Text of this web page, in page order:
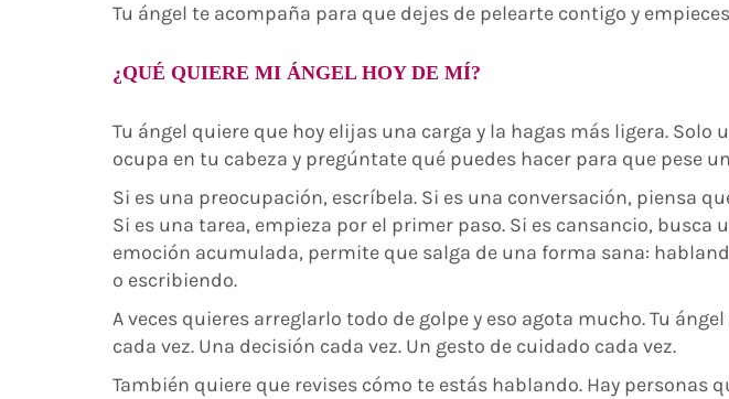
Tu ángel te acompaña para que dejes de pelearte contigo y
¿QUÉ QUIERE MI ÁNGEL HOY DE MÍ?
Tu ángel quiere que hoy elijas una carga y la hagas más ligera. Solo
ocupa en tu cabeza y pregúntate qué puedes hacer para que pese
Si es una preocupación, escríbela. Si es una conversación, piensa
Si es una tarea, empieza por el primer paso. Si es cansancio, busca
emoción acumulada, permite que salga de una forma sana:
o escribiendo.
A veces quieres arreglarlo todo de golpe y eso agota mucho. Tu
cada vez. Una decisión cada vez. Un gesto de cuidado cada vez.
También quiere que revises cómo te estás hablando. Hay personas